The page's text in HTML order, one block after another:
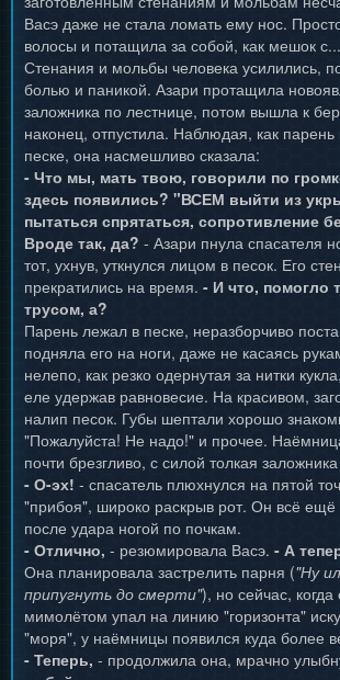
Васэ даже не стала ломать ему нос.
волосы и потащила за собой, как мешок
Стенания и мольбы человека усилились,
болью и паникой. Азари протащила
заложника по лестнице, потом вышла к
наконец, отпустила. Наблюдая, как парень
песке, она насмешливо сказала:
- Что мы, мать твою, говорили по
здесь появились? "ВСЕМ выйти из
пытаться спрятаться, сопротивление
Вроде так, да? - Азари пнула спасателя
тот, ухнув, уткнулся лицом в песок. Его
прекратились на время. - И что, помогло
трусом, а?
Парень лежал в песке, неразборчиво
подняла его на ноги, даже не касаясь
нелепо, как резко одернутая за нитки
еле удержав равновесие. На красивом,
налип песок. Губы шептали хорошо
"Пожалуйста! Не надо!" и прочее.
почти брезгливо, с силой толкая
- О-эх! - спасатель плюхнулся на пятой
"прибоя", широко раскрыв рот. Он всё ещё
после удара ногой по почкам.
- Отлично, - резюмировала Васэ. - А
Она планировала застрелить парня ("Ну
припугнуть до смерти"), но сейчас, когда
мимолётом упал на линию "горизонта"
"моря", у наёмницы появился куда более
- Теперь, - продолжила она, мрачно